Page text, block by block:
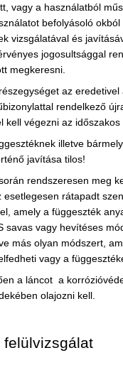
vagy a használatból
befolyásoló okból
vizsgálatával és
jogosultsággal
megkeresni.
az eredetivel
rendelkező
kell végezni az időszakos
illetve
javítása tilos!
rendszeresen meg
esetlegesen rátapadt
amely a függeszték
savas vagy hevítéses
más olyan módszert,
vagy a
a láncot a
olajozni kell.
felülvizsgálat